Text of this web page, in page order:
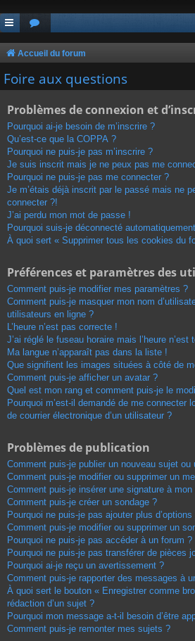
Accueil du forum
Foire aux questions
Problèmes de connexion et
Pourquoi ai-je besoin de m’inscrire ?
Qu’est-ce que la COPPA ?
Pourquoi ne puis-je pas m’inscrire ?
Je suis inscrit mais je ne peux pas me
Pourquoi ne puis-je pas me connecter ?
Je m’étais déjà inscrit par le passé mais ne
connecter ?!
J’ai perdu mon mot de passe !
Pourquoi suis-je déconnecté
À quoi sert « Supprimer tous les cookies du
Préférences et paramètres des
Comment puis-je modifier mes paramètres ?
Comment puis-je masquer mon nom
utilisateurs en ligne ?
L’heure n’est pas correcte !
J’ai réglé le fuseau horaire mais l’heure
Ma langue n’apparaît pas dans la liste !
Que signifient les images situées à côté de
Comment puis-je afficher un avatar ?
Quel est mon rang et comment puis-je le
Pourquoi m’est-il demandé de me connecter
de courrier électronique d’un utilisateur ?
Problèmes de publication
Comment puis-je publier un nouveau sujet ou
Comment puis-je modifier ou supprimer un
Comment puis-je insérer une signature à
Comment puis-je créer un sondage ?
Pourquoi ne puis-je pas ajouter plus
Comment puis-je modifier ou supprimer un
Pourquoi ne puis-je pas accéder à un forum ?
Pourquoi ne puis-je pas transférer de pièces
Pourquoi ai-je reçu un avertissement ?
Comment puis-je rapporter des messages à
À quoi sert le bouton « Enregistrer comme
rédaction d’un sujet ?
Pourquoi mon message a-t-il besoin d’être
Comment puis-je remonter mes sujets ?